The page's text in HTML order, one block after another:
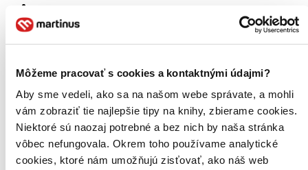
Môžeme pracovať s cookies a kontaktnými údajmi?
Aby sme vedeli, ako sa na našom webe správate, a mohli
vám zobraziť tie najlepšie tipy na knihy, zbierame cookies.
Niektoré sú naozaj potrebné a bez nich by naša stránka
vôbec nefungovala. Okrem toho používame analytické
cookies, ktoré nám umožňujú zisťovať, ako náš web
Použité filtre